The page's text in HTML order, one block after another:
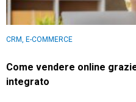
CRM, E-COMMERCE
Come vendere online
integrato